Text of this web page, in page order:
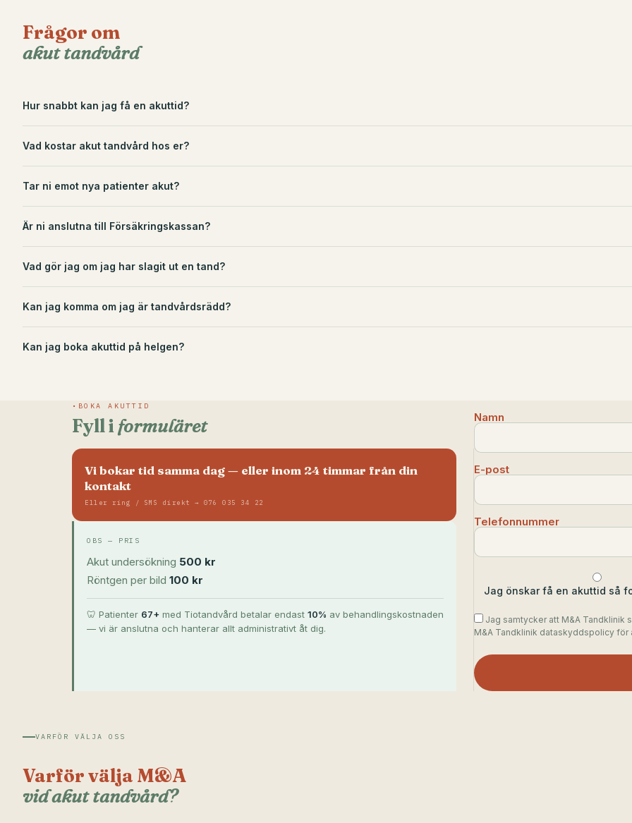
Frågor om
akut tandvård
Hur snabbt kan jag få en akuttid?
Vad kostar akut tandvård hos er?
Tar ni emot nya patienter akut?
Är ni anslutna till Försäkringskassan?
Vad gör jag om jag har slagit ut en tand?
Kan jag komma om jag är tandvårdsrädd?
Kan jag boka akuttid på helgen?
BOKA AKUTTID
Fyll iformuläret
Vi bokar tid samma dag — eller inom 24 timmar från din
kontakt
Eller ring / SMS direkt → 076 035 34 22
OBS — PRIS
Akut undersökning 500 kr
Röntgen per bild 100 kr
🦷 Patienter 67+ med Tiotandvård betalar endast 10% av behandlingskostnaden
— vi är anslutna och hanterar allt administrativt åt dig.
Namn
E-post
Telefonnummer
Jag önskar få en akuttid så
Jag samtycker att M&A Tandklinik
M&A Tandklinik dataskyddspolicy för
VARFÖR VÄLJA OSS
Varför välja M&A
vid akut tandvård?